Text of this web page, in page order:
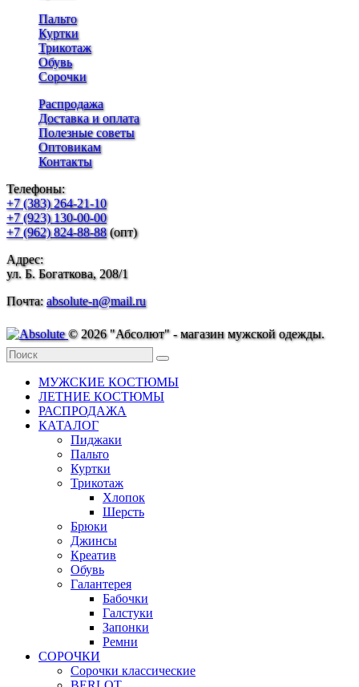
Пальто
Куртки
Трикотаж
Обувь
Сорочки
Распродажа
Доставка и оплата
Полезные советы
Оптовикам
Контакты
Телефоны:
+7 (383) 264-21-10
+7 (923) 130-00-00
+7 (962) 824-88-88(опт)
Адрес:
ул. Б. Богаткова, 208/1
Почта:absolute-n@mail.ru
© 2026 "Абсолют" - магазин мужской одежды.
МУЖСКИЕ КОСТЮМЫ
ЛЕТНИЕ КОСТЮМЫ
РАСПРОДАЖА
КАТАЛОГ
Пиджаки
Пальто
Куртки
Трикотаж
Хлопок
Шерсть
Брюки
Джинсы
Креатив
Обувь
Галантерея
Бабочки
Галстуки
Запонки
Ремни
СОРОЧКИ
Сорочки классические